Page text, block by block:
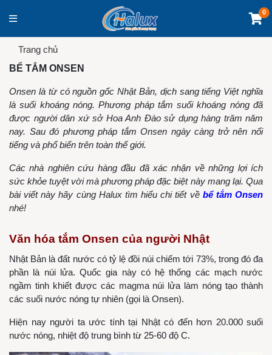
0
Trang chủ
BỂ TẮM ONSEN
Onsen là từ có nguồn gốc Nhật Bản, dịch sang tiếng Việt nghĩa
là suối khoáng nóng. Phương pháp tắm suối khoáng nóng đã
được người dân xứ sở Hoa Anh Đào sử dụng hàng trăm năm
nay. Sau đó phương pháp tắm Onsen ngày càng trở nên nổi
tiếng và phổ biến trên toàn thế giới.
Các nhà nghiên cứu hàng đầu đã xác nhận về những lợi ích
sức khỏe tuyệt vời mà phương pháp đặc biệt này mang lại. Qua
bài viết này hãy cùng Halux tìm hiểu chi tiết về bể tắm Onsen
nhé!
Văn hóa tắm Onsen của người Nhật
Nhật Bản là đất nước có tỷ lệ đồi núi chiếm tới 73%, trong đó đa
phần là núi lửa. Quốc gia này có hệ thống các mạch nước
ngầm tinh khiết được các magma núi lửa làm nóng tạo thành
các suối nước nóng tự nhiên (gọi là Onsen).
Hiện nay người ta ước tính tại Nhật có đến hơn 20.000 suối
nước nóng, nhiệt độ trung bình từ 25-60 độ C.